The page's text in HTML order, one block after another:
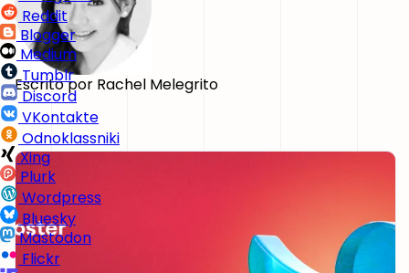
Reddit
Blogger
Medium
Tumblr
Discord
VKontakte
Odnoklassniki
Xing
Plurk
Wordpress
Bluesky
Mastodon
Flickr
Escrito por Rachel Melegrito